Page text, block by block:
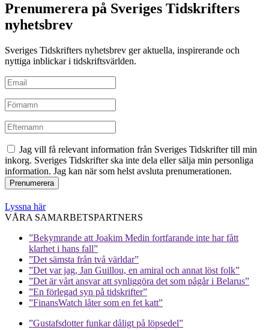
Prenumerera på Sveriges Tidskrifters
nyhetsbrev
Sveriges Tidskrifters nyhetsbrev ger aktuella, inspirerande och
nyttiga inblickar i tidskriftsvärlden.
Jag vill få relevant information från Sveriges Tidskrifter till min
inkorg. Sveriges Tidskrifter ska inte dela eller sälja min personliga
information. Jag kan när som helst avsluta prenumerationen.
Lyssna här
VÅRA SAMARBETSPARTNERS
”Bekymrande att Joakim Medin fortfarande inte har fått
klarhet i hans fall”
”Det sämsta från två världar”
”Det var jag, Jan Guillou, en amiral och annat löst folk”
”Det är vårt ansvar att synliggöra det som pågår i Belarus”
”En förlegad syn på tidskrifter”
”FinansWatch låter som en fet katt”
”Gustafsdotter funkar dåligt på löpsedel”